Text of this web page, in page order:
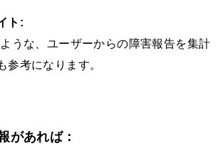
ト:
うな、ユーザーからの障害報告を集計
参考になります。
があれば：